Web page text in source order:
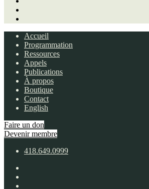
Accueil
Programmation
Ressources
Appels
Publications
À propos
Boutique
Contact
English
Faire un don
Devenir membre
418.649.0999